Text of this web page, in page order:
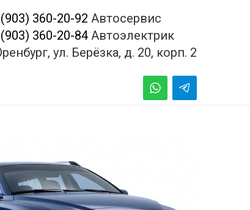
360-20-92 Автосервис
360-20-84 Автоэлектрик
ул. Берёзка, д. 20, корп. 2